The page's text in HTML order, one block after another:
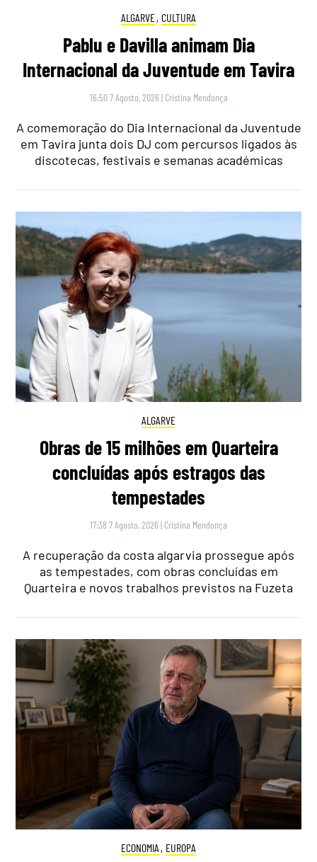
ALGARVE, CULTURA
Pablu e Davilla animam Dia
Internacional da Juventude em Tavira
16:50 7 Agosto, 2026 | Cristina Mendonça
A comemoração do Dia Internacional da Juventude
em Tavira junta dois DJ com percursos ligados às
discotecas, festivais e semanas académicas
ALGARVE
Obras de 15 milhões em Quarteira
concluídas após estragos das
tempestades
17:38 7 Agosto, 2026 | Cristina Mendonça
A recuperação da costa algarvia prossegue após
as tempestades, com obras concluídas em
Quarteira e novos trabalhos previstos na Fuzeta
ECONOMIA , EUROPA